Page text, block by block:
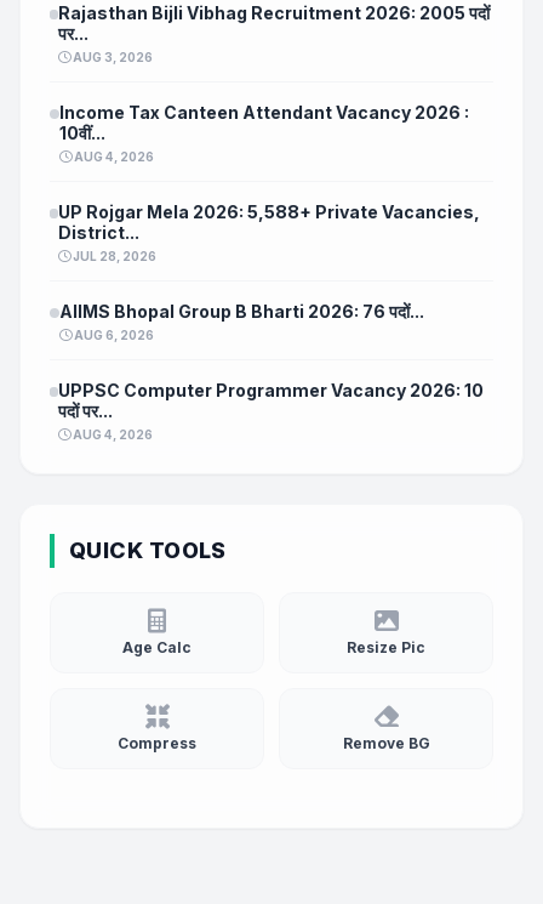
Rajasthan Bijli Vibhag Recruitment 2026: 2005 पदों
पर...
AUG 3, 2026
Income Tax Canteen Attendant Vacancy 2026 :
10वीं...
AUG 4, 2026
UP Rojgar Mela 2026: 5,588+ Private Vacancies,
District...
JUL 28, 2026
AIIMS Bhopal Group B Bharti 2026: 76 पदों...
AUG 6, 2026
UPPSC Computer Programmer Vacancy 2026: 10
पदों पर...
AUG 4, 2026
QUICK TOOLS
Age Calc Resize Pic
Compress Remove BG